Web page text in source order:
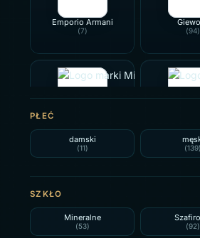
Emporio Armani
(7) (94)
(4) (1)
Fossil
(2)
Hugo
(1)
PŁEĆ
damski
(11) (139)
SZKŁO
Mineralne
(53) (92)